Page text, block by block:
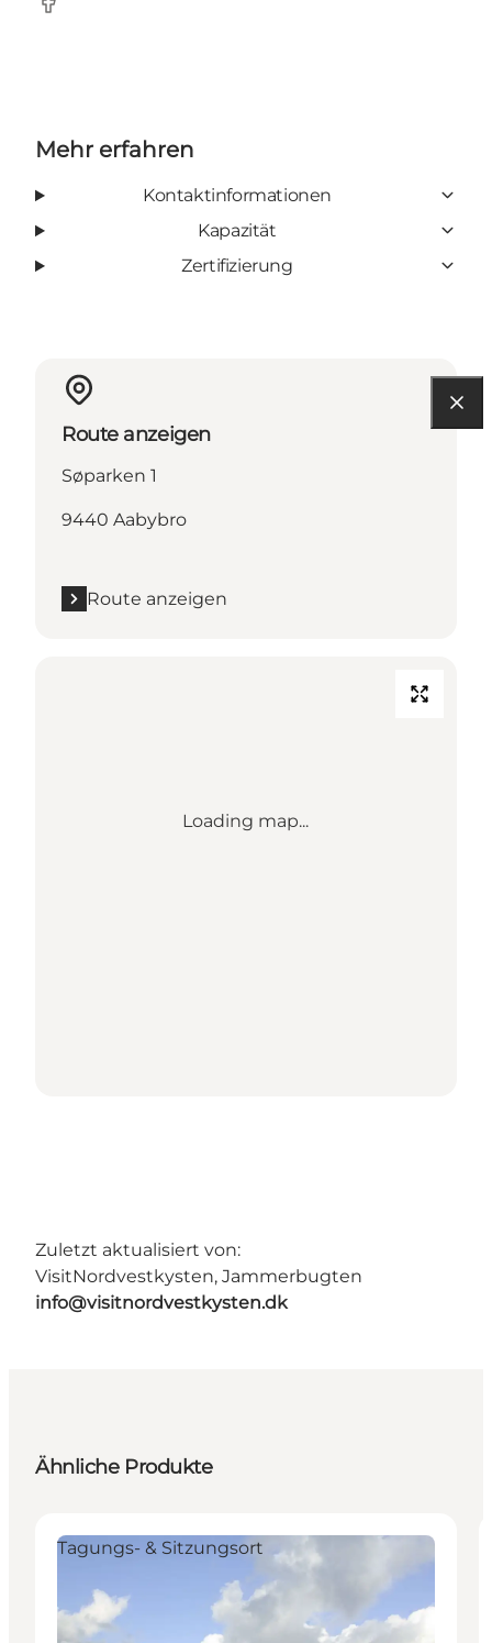
Facebook
Mehr erfahren
Kontaktinformationen
Kapazität
Zertifizierung
Route anzeigen
Søparken 1
9440 Aabybro
Route anzeigen
Loading map...
Zuletzt aktualisiert von:
VisitNordvestkysten, Jammerbugten
info@visitnordvestkysten.dk
Ähnliche Produkte
Tagungs- & Sitzungsort